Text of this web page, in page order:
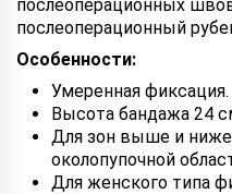
послеоперационных
послеоперационный
Особенности:
Умеренная фиксация.
Высота бандажа 24
Для зон выше и ниже
околопупочной
Для женского типа